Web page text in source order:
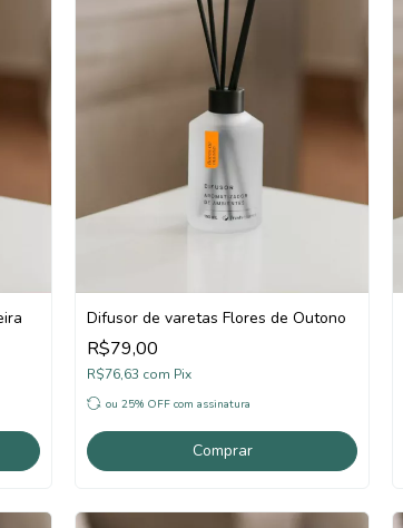
Difusor de varetas Flores de Outono
R$79,00
R$76,63 com Pix
ou 25% OFFcom assinatura
Comprar